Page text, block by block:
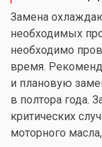
Замена
необходимых
необходимо
время.
и плановую
в полтора года.
критических
моторного